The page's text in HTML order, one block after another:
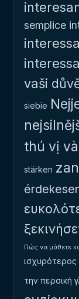
semplice
vaši
siebie
thú vị
stärken
Πώς να μάθετε
την περσική